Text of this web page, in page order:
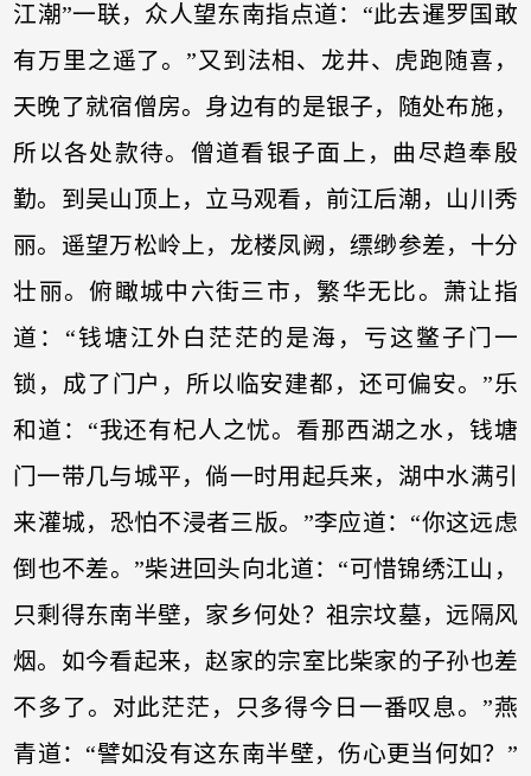
江潮”一联，众人望东南指点道：“此去暹罗国敢
有万里之遥了。”又到法相、龙井、虎跑随喜，
天晚了就宿僧房。身边有的是银子，随处布施，
所以各处款待。僧道看银子面上，曲尽趋奉殷
勤。到吴山顶上，立马观看，前江后潮，山川秀
丽。遥望万松岭上，龙楼凤阙，缥缈参差，十分
壮丽。俯瞰城中六街三市，繁华无比。萧让指
道：“钱塘江外白茫茫的是海，亏这鳖子门一
锁，成了门户，所以临安建都，还可偏安。”乐
和道：“我还有杞人之忧。看那西湖之水，钱塘
门一带几与城平，倘一时用起兵来，湖中水满引
来灌城，恐怕不浸者三版。”李应道：“你这远虑
倒也不差。”柴进回头向北道：“可惜锦绣江山，
只剩得东南半壁，家乡何处？祖宗坟墓，远隔风
烟。如今看起来，赵家的宗室比柴家的子孙也差
不多了。对此茫茫，只多得今日一番叹息。”燕
青道：“譬如没有这东南半壁，伤心更当何如？”